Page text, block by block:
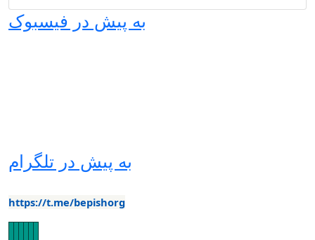
به پیش در فیسبوک
به پیش در تلگرام
https://t.me/bepishorg